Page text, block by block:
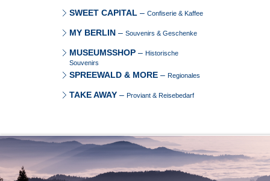
SWEET CAPITAL – Confiserie & Kaffee
MY BERLIN – Souvenirs & Geschenke
MUSEUMSSHOP – Historische
Souvenirs
SPREEWALD & MORE – Regionales
TAKE AWAY – Proviant & Reisebedarf